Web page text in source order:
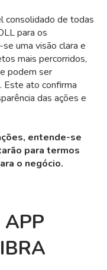
consolidado de todas
para os
uma visão clara e
mais percorridos,
podem ser
Este ato confirma
das ações e
entende-se
para termos
o negócio.
APP